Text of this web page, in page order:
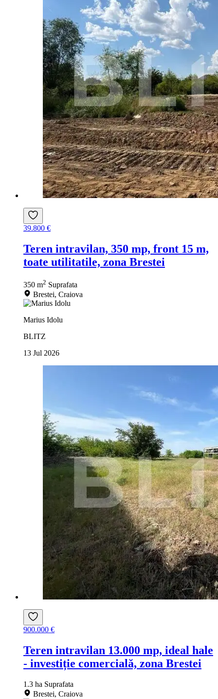
39.800 €
Teren intravilan, 350 mp, front 15 m,
toate utilitatile, zona Brestei
350 m2 Suprafata
Brestei, Craiova
Marius Idolu
BLITZ
13 Jul 2026
900.000 €
Teren intravilan 13.000 mp, ideal hale
- investiție comercială, zona Brestei
1.3 ha Suprafata
Brestei, Craiova